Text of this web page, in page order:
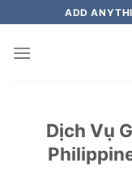
to
content
ADD
Dịch Vụ